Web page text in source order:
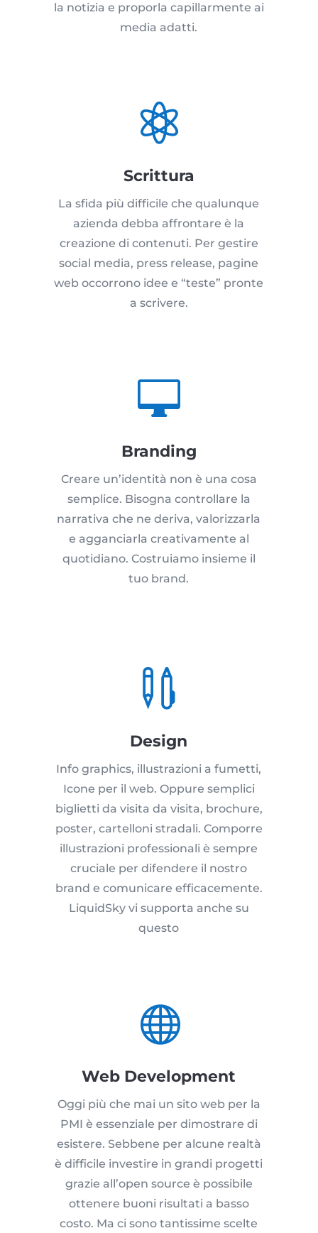
la notizia e proporla capillarmente ai
media adatti.

Scrittura
La sfida più difficile che qualunque
azienda debba affrontare è la
creazione di contenuti. Per gestire
social media, press release, pagine
web occorrono idee e “teste” pronte
a scrivere.

Branding
Creare un’identità non è una cosa
semplice. Bisogna controllare la
narrativa che ne deriva, valorizzarla
e agganciarla creativamente al
quotidiano. Costruiamo insieme il
tuo brand.

Design
Info graphics, illustrazioni a fumetti,
Icone per il web. Oppure semplici
biglietti da visita da visita, brochure,
poster, cartelloni stradali. Comporre
illustrazioni professionali è sempre
cruciale per difendere il nostro
brand e comunicare efficacemente.
LiquidSky vi supporta anche su
questo

Web Development
Oggi più che mai un sito web per la
PMI è essenziale per dimostrare di
esistere. Sebbene per alcune realtà
è difficile investire in grandi progetti
grazie all’open source è possibile
ottenere buoni risultati a basso
costo. Ma ci sono tantissime scelte